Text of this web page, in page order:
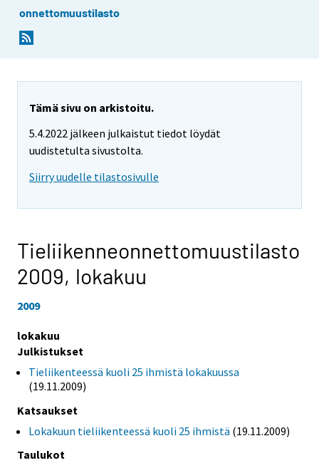
onnettomuustilasto
Tämä sivu on arkistoitu.
5.4.2022 jälkeen julkaistut tiedot löydät
uudistetulta sivustolta.
Siirry uudelle tilastosivulle
Tieliikenneonnettomuustilasto
2009, lokakuu
2009
lokakuu
Julkistukset
Tieliikenteessä kuoli 25 ihmistä lokakuussa
(19.11.2009)
Katsaukset
Lokakuun tieliikenteessä kuoli 25 ihmistä (19.11.2009)
Taulukot